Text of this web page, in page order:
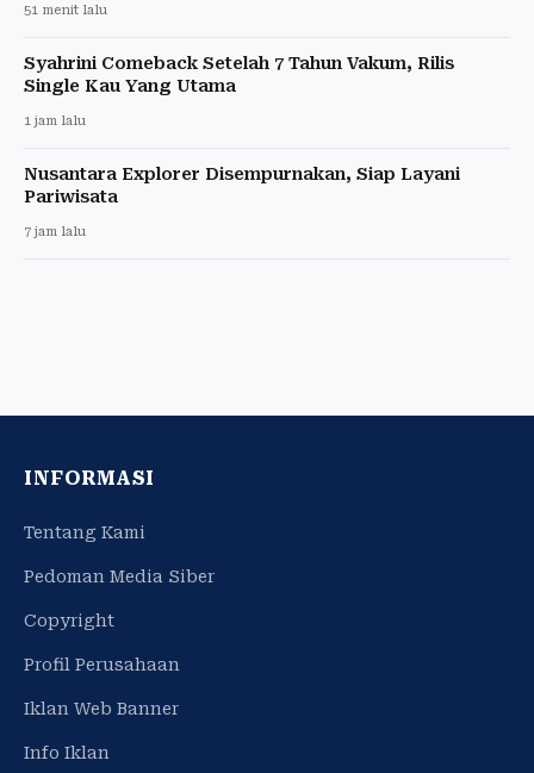
51 menit lalu
Syahrini Comeback Setelah 7 Tahun Vakum, Rilis
Single Kau Yang Utama
1 jam lalu
Nusantara Explorer Disempurnakan, Siap Layani
Pariwisata
7 jam lalu
INFORMASI
Tentang Kami
Pedoman Media Siber
Copyright
Profil Perusahaan
Iklan Web Banner
Info Iklan